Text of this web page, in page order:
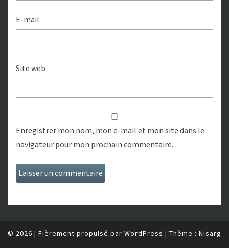
E-mail
Site web
Enregistrer mon nom, mon e-mail et mon site dans le
navigateur pour mon prochain commentaire.
© 2026 | Fièrement propulsé par WordPress | Thème : Nisarg